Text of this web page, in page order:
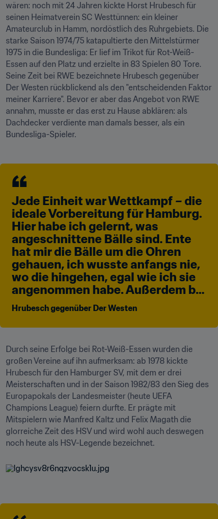
wären: noch mit 24 Jahren kickte Horst Hrubesch für
seinen Heimatverein SC Westtünnen: ein kleiner
Amateurclub in Hamm, nordöstlich des Ruhrgebiets. Die
starke Saison 1974/75 katapultierte den Mittelstürmer
1975 in die Bundesliga: Er lief im Trikot für Rot-Weiß-
Essen auf den Platz und erzielte in 83 Spielen 80 Tore.
Seine Zeit bei RWE bezeichnete Hrubesch gegenüber
Der Westen rückblickend als den "entscheidenden Faktor
meiner Karriere". Bevor er aber das Angebot von RWE
annahm, musste er das erst zu Hause abklären: als
Dachdecker verdiente man damals besser, als ein
Bundesliga-Spieler.
Jede Einheit war Wettkampf – die
ideale Vorbereitung für Hamburg.
Hier habe ich gelernt, was
angeschnittene Bälle sind. Ente
hat mir die Bälle um die Ohren
gehauen, ich wusste anfangs nie,
wo die hingehen, egal wie ich sie
angenommen habe. Außerdem b...
Hrubesch gegenüber Der Westen
Durch seine Erfolge bei Rot-Weiß-Essen wurden die
großen Vereine auf ihn aufmerksam: ab 1978 kickte
Hrubesch für den Hamburger SV, mit dem er drei
Meisterschaften und in der Saison 1982/83 den Sieg des
Europapokals der Landesmeister (heute UEFA
Champions League) feiern durfte. Er prägte mit
Mitspielern wie Manfred Kaltz und Felix Magath die
glorreiche Zeit des HSV und wird wohl auch deswegen
noch heute als HSV-Legende bezeichnet.